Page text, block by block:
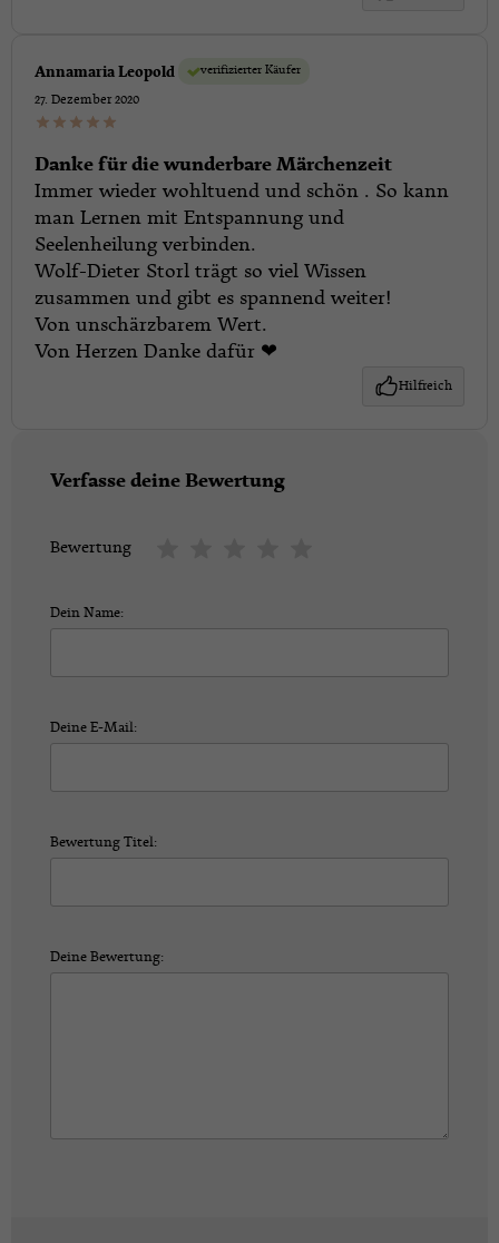
Annamaria Leopold verifizierter Käufer
27. Dezember 2020
Danke für die wunderbare Märchenzeit
Immer wieder wohltuend und schön . So kann
man Lernen mit Entspannung und
Seelenheilung verbinden.
Wolf-Dieter Storl trägt so viel Wissen
zusammen und gibt es spannend weiter!
Von unschärzbarem Wert.
Von Herzen Danke dafür ❤
Hilfreich
Verfasse deine Bewertung
Bewertung
Dein Name:
Deine E-Mail:
Bewertung Titel:
Deine Bewertung: